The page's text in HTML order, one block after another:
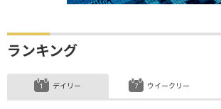
ランキング
デイリー ウイークリー